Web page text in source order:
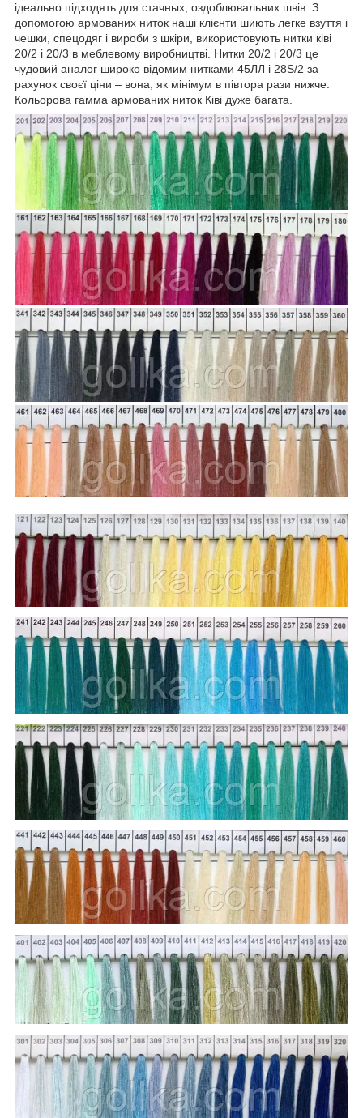
ідеально підходять для стачных, оздоблювальних швів. З
допомогою армованих ниток наші клієнти шиють легке взуття і
чешки, спецодяг і вироби з шкіри, використовують нитки ківі
20/2 і 20/3 в меблевому виробництві. Нитки 20/2 і 20/3 це
чудовий аналог широко відомим нитками 45ЛЛ і 28S/2 за
рахунок своєї ціни – вона, як мінімум в півтора рази нижче.
Кольорова гамма армованих ниток Ківі дуже багата.